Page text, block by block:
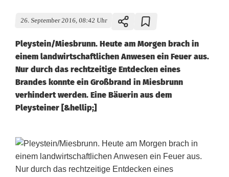
26. September 2016, 08:42 Uhr
Pleystein/Miesbrunn. Heute am Morgen brach in
einem landwirtschaftlichen Anwesen ein Feuer aus.
Nur durch das rechtzeitige Entdecken eines
Brandes konnte ein Großbrand in Miesbrunn
verhindert werden. Eine Bäuerin aus dem
Pleysteiner [&hellip;]